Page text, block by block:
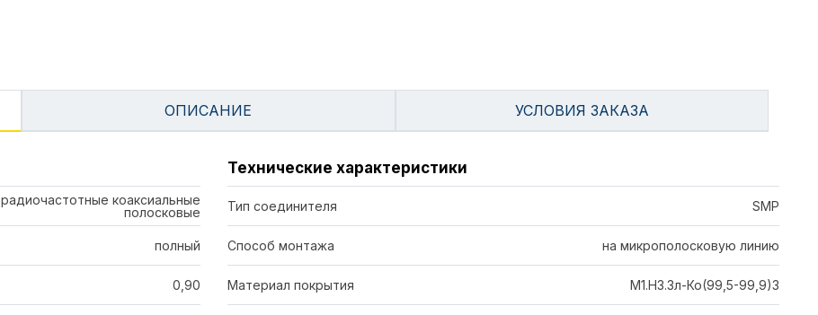
ОПИСАНИЕ УСЛОВИЯ ЗАКАЗА
радиочастотные коаксиальные
полосковые
полный
0,90
Технические характеристики
Тип соединителя SMP
Способ монтажа на микрополосковую линию
Материал покрытия М1.Н3.Зл-Ко(99,5-99,9)3